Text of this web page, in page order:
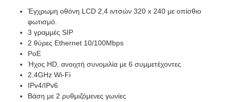
Έγχρωμη οθόνη LCD 2,4 ιντσών 320 x 240 με οπίσθιο
φωτισμό.
3 γραμμές SIP
2 θύρες Ethernet 10/100Mbps
PoE
Ήχος HD, ανοιχτή συνομιλία με 6 συμμετέχοντες
2.4GHz Wi-Fi
IPv4/IPv6
Βάση με 2 ρυθμιζόμενες γωνίες